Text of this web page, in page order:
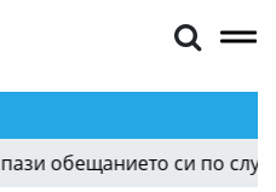
старт на Крумовград